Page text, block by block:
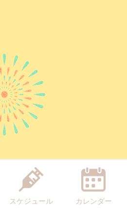
スケジュール カレンダー